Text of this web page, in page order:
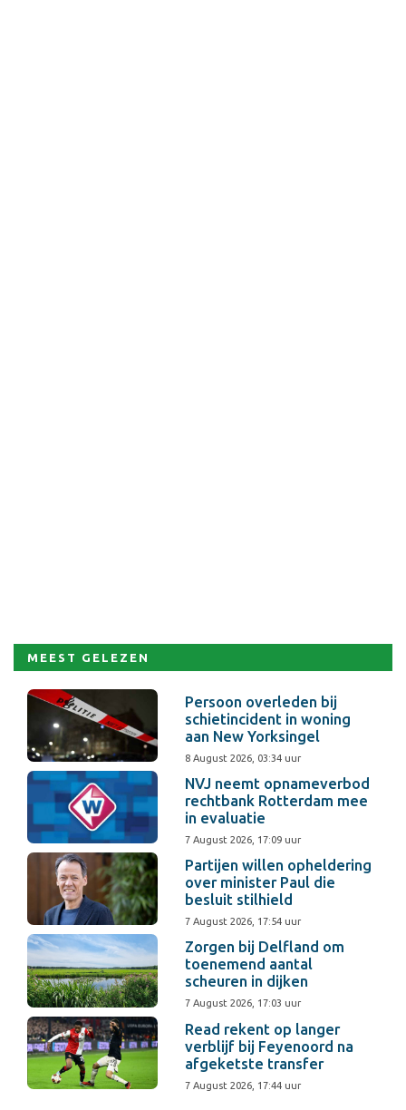
MEEST GELEZEN
Persoon overleden bij
schietincident in woning
aan New Yorksingel
8 August 2026, 03:34 uur
NVJ neemt opnameverbod
rechtbank Rotterdam mee
in evaluatie
7 August 2026, 17:09 uur
Partijen willen opheldering
over minister Paul die
besluit stilhield
7 August 2026, 17:54 uur
Zorgen bij Delfland om
toenemend aantal
scheuren in dijken
7 August 2026, 17:03 uur
Read rekent op langer
verblijf bij Feyenoord na
afgeketste transfer
7 August 2026, 17:44 uur